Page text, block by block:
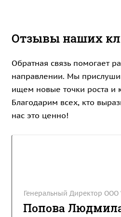
Отзывы наших
Обратная связь помогает
направлении. Мы
ищем новые точки роста и
Благодарим всех, кто
нас это ценно!
Генеральный Директор ООО
Попова